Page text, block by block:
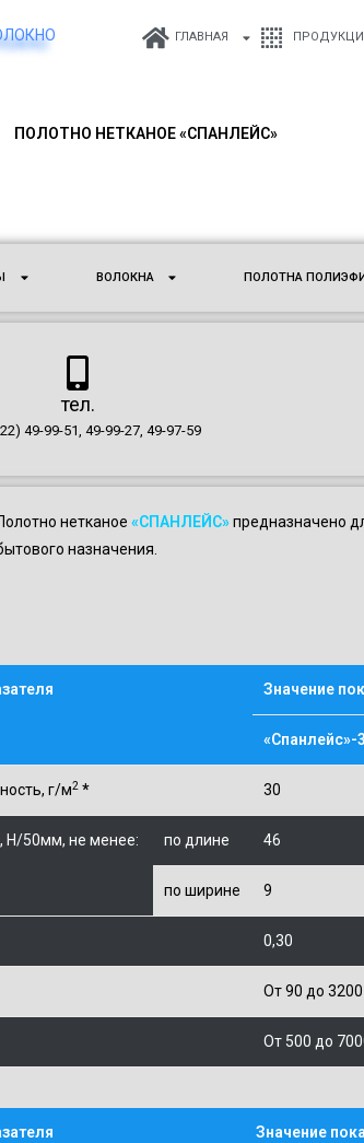
ГЛАВНАЯ
ПОЛОТНО НЕТКАНОЕ «СПАНЛЕЙС»
ВОЛОКНА ПОЛОТНА
тел.
49-99-51, 49-99-27, 49-97-59
нетканое «СПАНЛЕЙС»предназначено
назначения.
Значение
«Спанлейс»-
г/м2 * 30
Н/50мм, не менее: по длине 46
по ширине 9
0,30
От 90 до
От 500 до
Значение